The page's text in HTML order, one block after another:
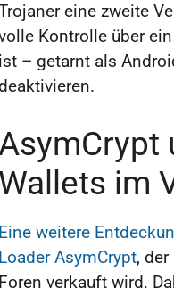
eine zweite
Kontrolle über
ist – getarnt als
deaktivieren.
Wallets im
Eine weitere
Loader AsymCrypt,
Foren verkauft wird.